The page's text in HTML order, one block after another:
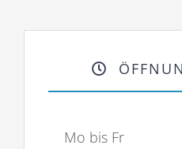
Mo bis Fr